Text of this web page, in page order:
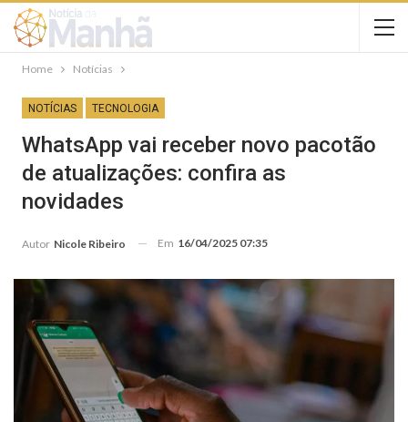
Home Notícias
NOTÍCIAS TECNOLOGIA
WhatsApp vai receber novo pacotão
de atualizações: confira as
novidades
Autor Nicole Ribeiro Em 16/04/2025 07:35